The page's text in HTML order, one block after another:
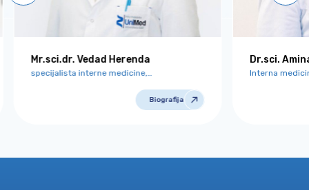
Mr.sci.dr. Vedad Herenda
specijalista interne medicine,
Biografija
Dr.sci.
Interna